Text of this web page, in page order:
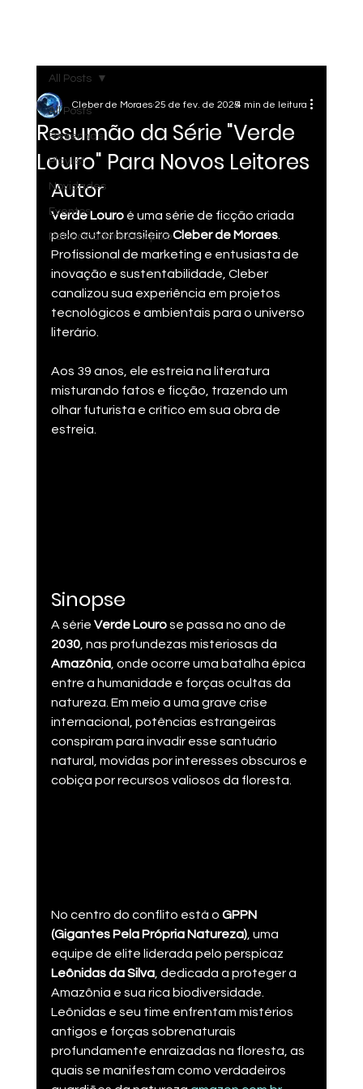
All Posts
Resenhas
Playlist
Novidades
Eventos
Patrocinadores e Apoio
All Posts
Resumão da Série "Verde
Louro" Para Novos Leitores
Cleber de Moraes 25 de fev. de 20254 min de leitura
Autor
Verde Louro é uma série de ficção criada
pelo autor brasileiro Cleber de Moraes.
Profissional de marketing e entusiasta de
inovação e sustentabilidade, Cleber
canalizou sua experiência em projetos
tecnológicos e ambientais para o universo
literário​.
Aos 39 anos, ele estreia na literatura
misturando fatos e ficção, trazendo um
olhar futurista e crítico em sua obra de
estreia.​
Sinopse
A série Verde Louro se passa no ano de
2030, nas profundezas misteriosas da
Amazônia, onde ocorre uma batalha épica
entre a humanidade e forças ocultas da
natureza​. Em meio a uma grave crise
internacional, potências estrangeiras
conspiram para invadir esse santuário
natural, movidas por interesses obscuros e
cobiça por recursos valiosos da floresta​.
No centro do conflito está o GPPN
(Gigantes Pela Própria Natureza), uma
equipe de elite liderada pelo perspicaz
Leônidas da Silva, dedicada a proteger a
Amazônia e sua rica biodiversidade.
Leônidas e seu time enfrentam mistérios
antigos e forças sobrenaturais
profundamente enraizadas na floresta, as
quais se manifestam como verdadeiros